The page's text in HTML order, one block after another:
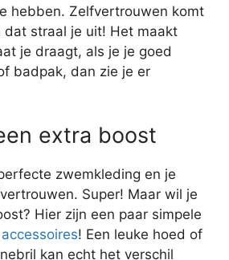
hebben. Zelfvertrouwen komt
dat straal je uit! Het maakt
je draagt, als je je goed
badpak, dan zie je er
extra boost
zwemkleding en je
Super! Maar wil je
Hier zijn een paar simpele
accessoires! Een leuke hoed of
kan echt het verschil